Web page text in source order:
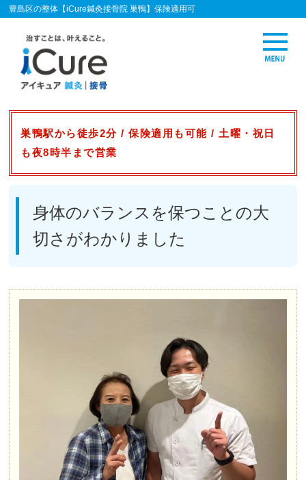
豊島区の整体【iCure鍼灸接骨院 巣鴨】保険適用可
巣鴨駅から徒歩2分 / 保険適用も可能 / 土曜・祝日
も夜8時半まで営業
身体のバランスを保つことの大
切さがわかりました